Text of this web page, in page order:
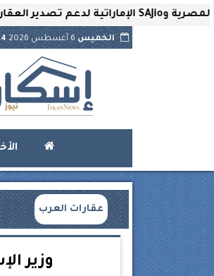
الخميس6 أغسطس 2026
عقارات العرب
وزير